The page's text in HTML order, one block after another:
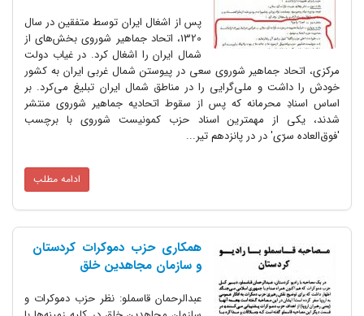
پس از اشغال ایران توسط متفقین در سال
1320، اتحاد جماهیر شوروی بخش‌های از
شمال ایران را اشغال کرد. در غیاب دولت
جماهیر شوروی سعی در پیوستن شمال غربی ایران به کشور
و ملی‌گرایی را در مناطق شمال ایران تبلیغ می‌کرد. بر
که پس از سقوط اتحادیه جماهیر شوروی منتشر
مهمترین اسناد حزب کمونیست شوروی با برچسب
در در پانزدهم تیر...
همکاری حزب دموکرات کردستان
و سازمان مجاهدین خلق
عبدالرحمان قاسملو: نظر حزب دموکرات و